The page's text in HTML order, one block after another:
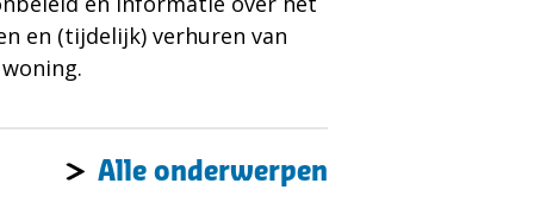
en (tijdelijk) verhuren van
Alle onderwerpen